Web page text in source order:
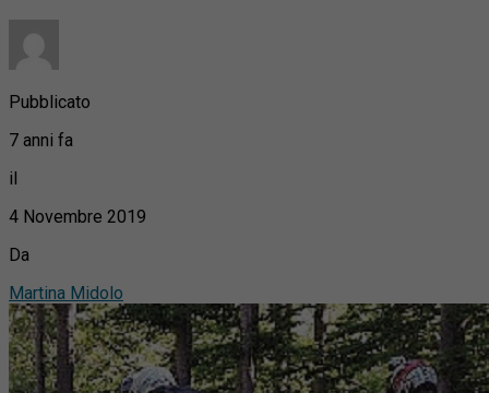
Pubblicato
7 anni fa
il
4 Novembre 2019
Da
Martina Midolo